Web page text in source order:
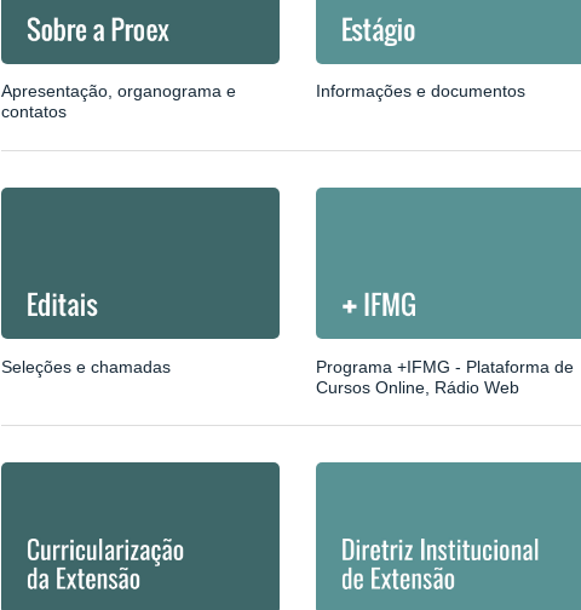
Apresentação, organograma e
contatos
Informações e documentos
Seleções e chamadas
Programa +IFMG - Plataforma de
Cursos Online, Rádio Web